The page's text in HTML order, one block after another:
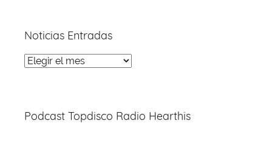
Noticias Entradas
Noticias
Podcast Topdisco Radio Hearthis